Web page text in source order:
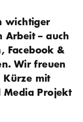
wichtiger
Arbeit – auch
Facebook &
Wir freuen
Kürze mit
Media Projekt